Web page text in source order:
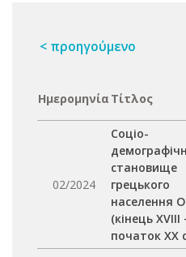
< προηγούμενο
Ημερομηνία Τίτλος
02/2024
Соціо-
становище
грецького
населення
(кінець XVIII
початок XX